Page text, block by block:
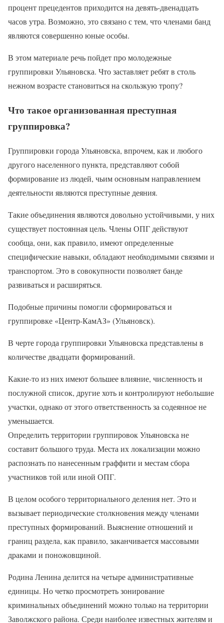
процент прецедентов приходится на девять-двенадцать
часов утра. Возможно, это связано с тем, что членами банд
являются совершенно юные особы.
В этом материале речь пойдет про молодежные
группировки Ульяновска. Что заставляет ребят в столь
нежном возрасте становиться на скользкую тропу?
Что такое организованная преступная
группировка?
Группировки города Ульяновска, впрочем, как и любого
другого населенного пункта, представляют собой
формирование из людей, чьим основным направлением
деятельности являются преступные деяния.
Такие объединения являются довольно устойчивыми, у них
существует постоянная цель. Члены ОПГ действуют
сообща, они, как правило, имеют определенные
специфические навыки, обладают необходимыми связями и
транспортом. Это в совокупности позволяет банде
развиваться и расширяться.
Подобные причины помогли сформироваться и
группировке «Центр-КамАЗ» (Ульяновск).
В черте города группировки Ульяновска представлены в
количестве двадцати формирований.
Какие-то из них имеют большее влияние, численность и
послужной список, другие хоть и контролируют небольшие
участки, однако от этого ответственность за содеянное не
уменьшается.
Определить территории группировок Ульяновска не
составит большого труда. Места их локализации можно
распознать по нанесенным граффити и местам сбора
участников той или иной ОПГ.
В целом особого территориального деления нет. Это и
вызывает периодические столкновения между членами
преступных формирований. Выяснение отношений и
границ раздела, как правило, заканчивается массовыми
драками и поножовщиной.
Родина Ленина делится на четыре административные
единицы. Но четко просмотреть зонирование
криминальных объединений можно только на территории
Заволжского района. Среди наиболее известных жителям и